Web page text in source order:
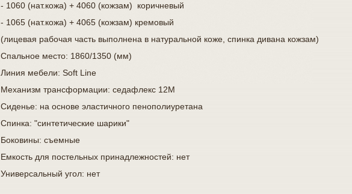
- 1060 (нат.кожа) + 4060 (кожзам) коричневый
- 1065 (нат.кожа) + 4065 (кожзам) кремовый
(лицевая рабочая часть выполнена в натуральной коже, спинка дивана кожзам)
Спальное место: 1860/1350 (мм)
Линия мебели: Soft Line
Механизм трансформации: седафлекс 12М
Сиденье: на основе эластичного пенополиуретана
Спинка: "синтетические шарики"
Боковины: съемные
Емкость для постельных принадлежностей: нет
Универсальный угол: нет